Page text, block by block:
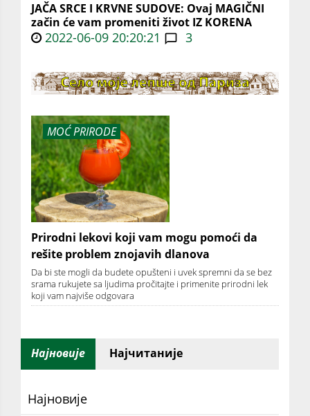
JAČA SRCE I KRVNE SUDOVE: Ovaj MAGIČNI
začin će vam promeniti život IZ KORENA
2022-06-09 20:20:21 3
MOĆ PRIRODE
Prirodni lekovi koji vam mogu pomoći da
rešite problem znojavih dlanova
Da bi ste mogli da budete opušteni i uvek spremni da se bez
srama rukujete sa ljudima pročitajte i primenite prirodni lek
koji vam najviše odgovara
Најновије Најчитаније
Најновије